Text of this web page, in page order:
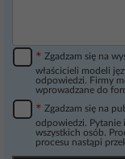
* Zgadzam się na
właścicieli modeli
odpowiedzi. Firmy
wprowadzane do
* Zgadzam się na
odpowiedzi. Pytanie
wszystkich osób.
procesu nastąpi